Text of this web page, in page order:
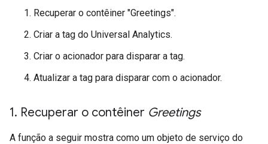
Recuperar o contêiner "Greetings".
Criar a tag do Universal Analytics.
Criar o acionador para disparar a tag.
Atualizar a tag para disparar com o acionador.
1. Recuperar o contêiner Greetings
A função a seguir mostra como um objeto de serviço do